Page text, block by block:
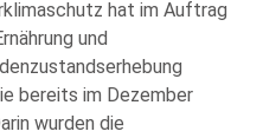
hat im Auftrag
und
bereits im Dezember
wurden die